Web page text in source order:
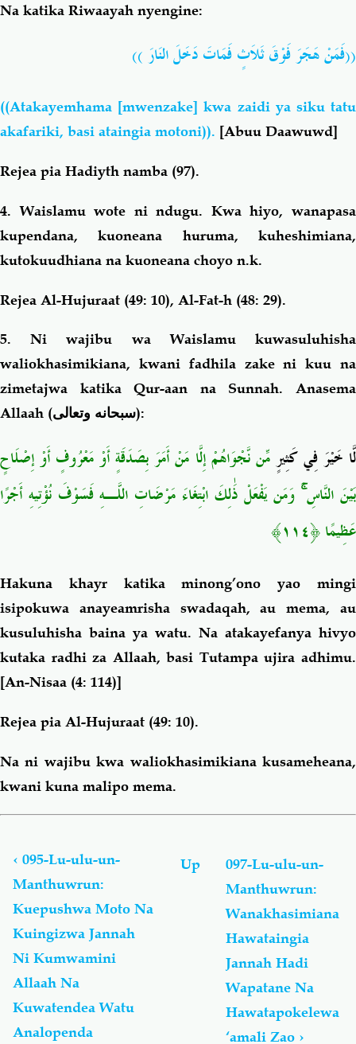
Na katika Riwaayah nyengine:
((فَمَنْ هَجَرَ فَوْقَ ثَلاَثٍ فَمَاتَ دَخَلَ النَارَ ))
((Atakayemhama [mwenzake] kwa zaidi ya siku tatu
akafariki, basi ataingia motoni)). [Abuu Daawuwd]
Rejea pia Hadiyth namba (97).
4. Waislamu wote ni ndugu. Kwa hiyo, wanapasa
kupendana, kuoneana huruma, kuheshimiana,
kutokuudhiana na kuoneana choyo n.k.
Rejea Al-Hujuraat (49: 10), Al-Fat-h (48: 29).
5. Ni wajibu wa Waislamu kuwasuluhisha
waliokhasimikiana, kwani fadhila zake ni kuu na
zimetajwa katika Qur-aan na Sunnah. Anasema
Allaah (سبحانه وتعالى):
لَّا خَيْرَ فِي كَثِيرٍ مِّن نَّجْوَاهُمْ إِلَّا مَنْ أَمَرَ بِصَدَقَةٍ أَوْ مَعْرُوفٍ أَوْ إِصْلَاحٍ
بَيْنَ النَّاسِۚ وَمَن يَفْعَلْ ذَٰلِكَ ابْتِغَاءَ مَرْضَاتِ اللَّـهِ فَسَوْفَ نُؤْتِيهِ أَجْرًا
عَظِيمًا﴿١١٤﴾
Hakuna khayr katika minong’ono yao mingi
isipokuwa anayeamrisha swadaqah, au mema, au
kusuluhisha baina ya watu. Na atakayefanya hivyo
kutaka radhi za Allaah, basi Tutampa ujira adhimu.
[An-Nisaa (4: 114)]
Rejea pia Al-Hujuraat (49: 10).
Na ni wajibu kwa waliokhasimikiana kusameheana,
kwani kuna malipo mema.
links
for
Lu-
ulu-
un-
Manthuwrun
لُؤْلُؤ
مَّنثُور
‹ 095-Lu-ulu-un-
Manthuwrun:
Kuepushwa Moto Na
Kuingizwa Jannah
Ni Kumwamini
Allaah Na
Kuwatendea Watu
Analopenda
Up
097-Lu-ulu-un-
Manthuwrun:
Wanakhasimiana
Hawataingia
Jannah Hadi
Wapatane Na
Hawatapokelewa
‘amali Zao ›